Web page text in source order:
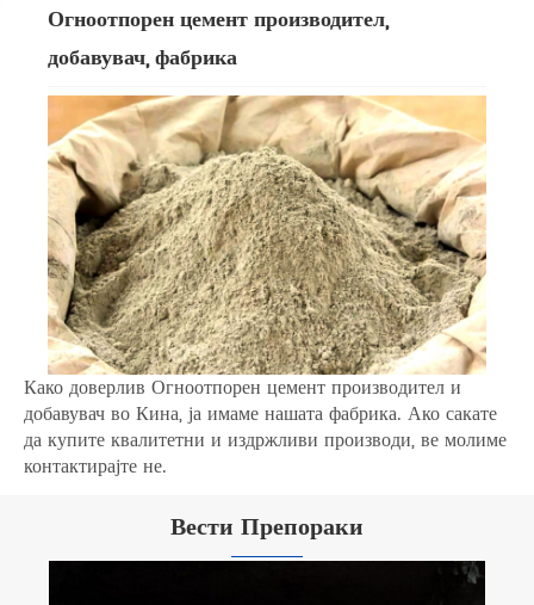
Огноотпорен цемент производител,
добавувач, фабрика
Како доверлив Огноотпорен цемент производител и
добавувач во Кина, ја имаме нашата фабрика. Ако сакате
да купите квалитетни и издржливи производи, ве молиме
контактирајте не.
Вести Препораки